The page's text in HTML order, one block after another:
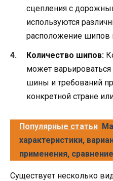
сцепления с
используются
расположение шипов
Количество шипов:
может варьироваться
шины и требований
конкретной стране
Популярные статьи
характеристики,
применения,
Существует несколько